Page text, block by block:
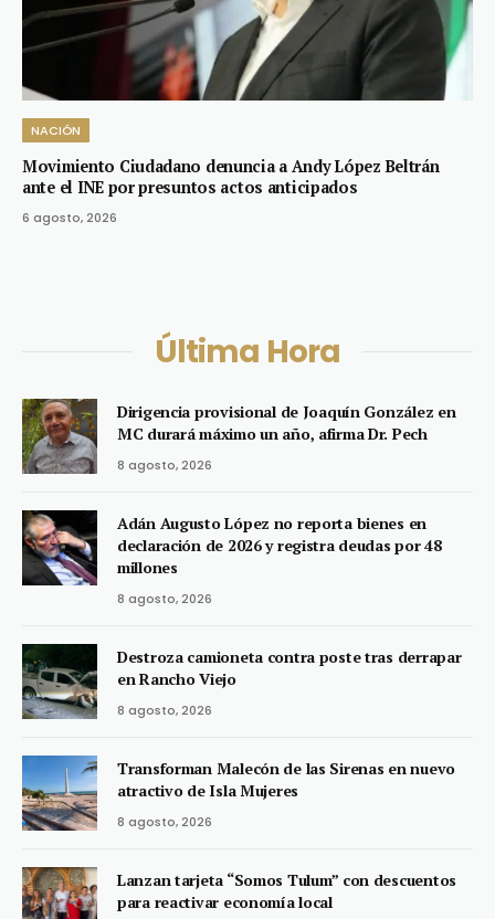
NACIÓN
Movimiento Ciudadano denuncia a Andy López Beltrán
ante el INE por presuntos actos anticipados
6 agosto, 2026
Última Hora
Dirigencia provisional de Joaquín González en
MC durará máximo un año, afirma Dr. Pech
8 agosto, 2026
Adán Augusto López no reporta bienes en
declaración de 2026 y registra deudas por 48
millones
8 agosto, 2026
Destroza camioneta contra poste tras derrapar
en Rancho Viejo
8 agosto, 2026
Transforman Malecón de las Sirenas en nuevo
atractivo de Isla Mujeres
8 agosto, 2026
Lanzan tarjeta “Somos Tulum” con descuentos
para reactivar economía local